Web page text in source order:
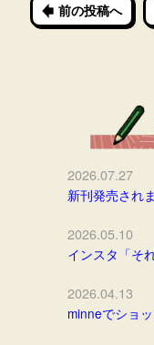
前の投稿へ
2026.07.27
新刊発売され
2026.05.10
インスタ「そ
2026.04.13
minneでショ